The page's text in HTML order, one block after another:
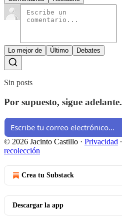
Lo mejor de Último Debates
Sin posts
Por supuesto, sigue adelante.
© 2026 Jacinto Castillo · Privacidad ∙
recolección
Crea tu Substack
Descargar la app